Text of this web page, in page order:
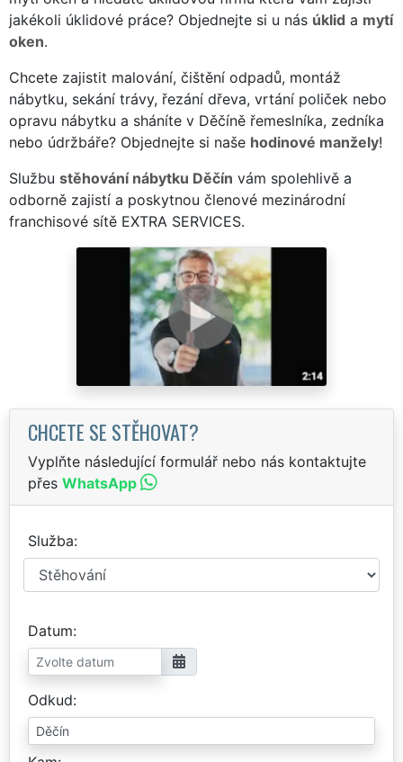
jakékoli úklidové práce? Objednejte si u nás úklid a mytí
oken.
Chcete zajistit malování, čištění odpadů, montáž
nábytku, sekání trávy, řezání dřeva, vrtání poliček nebo
opravu nábytku a sháníte v Děčíně řemeslníka, zedníka
nebo údržbáře? Objednejte si naše hodinové manžely!
Službu stěhování nábytku Děčín vám spolehlivě a
odborně zajistí a poskytnou členové mezinárodní
franchisové sítě EXTRA SERVICES.
CHCETE SE STĚHOVAT?
Vyplňte následující formulář nebo nás kontaktujte
přes WhatsApp
Služba
Datum
Odkud